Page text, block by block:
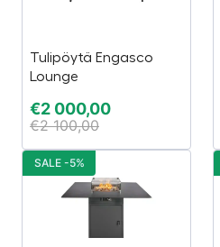
Tulipöytä Engasco
Lounge
€2 000,00
€2 100,00
SALE -5%